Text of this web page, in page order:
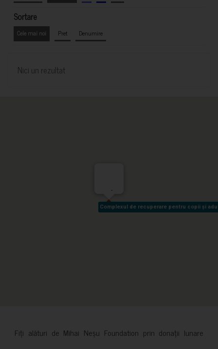
Sortare
Cele mai noi Pret Denumire
Nici un rezultat
Complexul de recuperare pentru copii și
Complexul de recuperare pentru copii și
-
Fiți alături de Mihai Neșu Foundation prin donații lunare